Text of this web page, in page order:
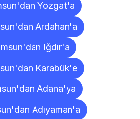
Yozgat'a
Ardahan'a
Iğdır'a
Karabük'e
Adana'ya
Adıyaman'a